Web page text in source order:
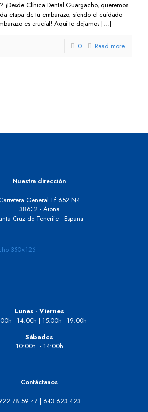
¡Desde Clínica Dental Guargacho, queremos
etapa de tu embarazo, siendo el cuidado
es crucial! Aquí te dejamos […]
0 Read more
Nuestra dirección
Carretera General Tf 652 N4
38632 - Arona
Cruz de Tenerife - España
Lunes - Viernes
- 14:00h | 15:00h - 19:00h
Sábados
10:00h - 14:00h
Contáctanos
78 59 47| 643 623 423